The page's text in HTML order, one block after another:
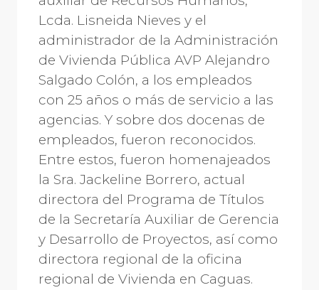
Lcda. Lisneida Nieves y el
administrador de la Administración
de Vivienda Pública AVP Alejandro
Salgado Colón, a los empleados
con 25 años o más de servicio a las
agencias. Y sobre dos docenas de
empleados, fueron reconocidos.
Entre estos, fueron homenajeados
la Sra. Jackeline Borrero, actual
directora del Programa de Títulos
de la Secretaría Auxiliar de Gerencia
y Desarrollo de Proyectos, así como
directora regional de la oficina
regional de Vivienda en Caguas.